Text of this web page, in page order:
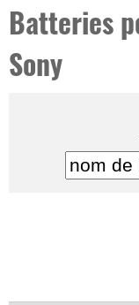
Batteries
Sony